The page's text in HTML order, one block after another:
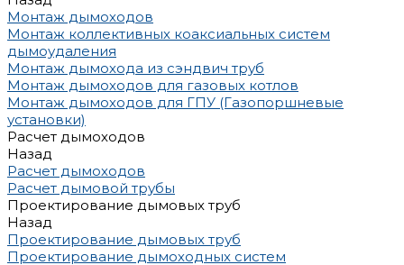
Монтаж дымоходов
Монтаж коллективных коаксиальных систем
дымоудаления
Монтаж дымохода из сэндвич труб
Монтаж дымоходов для газовых котлов
Монтаж дымоходов для ГПУ (Газопоршневые
установки)
Расчет дымоходов
Назад
Расчет дымоходов
Расчет дымовой трубы
Проектирование дымовых труб
Назад
Проектирование дымовых труб
Проектирование дымоходных систем